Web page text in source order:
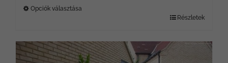
Opciók választása
terméknek
Részletek